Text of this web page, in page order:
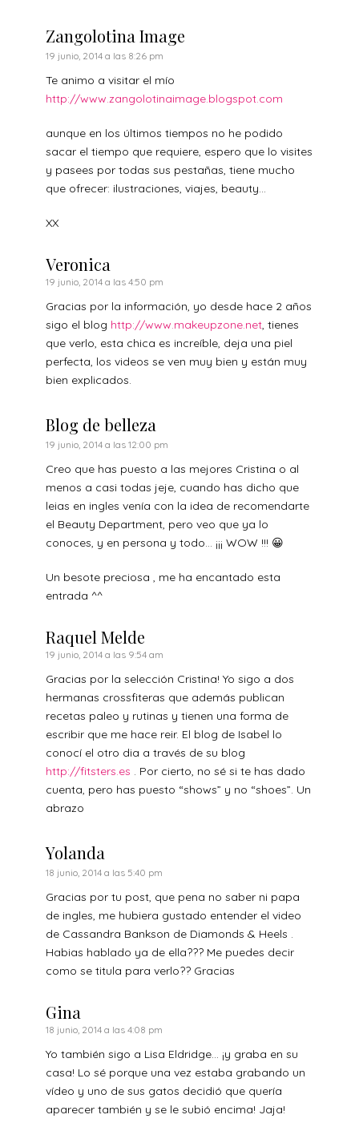
Zangolotina Image
19 junio, 2014 a las 8:26 pm
Te animo a visitar el mío
http://www.zangolotinaimage.blogspot.com
aunque en los últimos tiempos no he podido
sacar el tiempo que requiere, espero que lo visites
y pasees por todas sus pestañas, tiene mucho
que ofrecer: ilustraciones, viajes, beauty…
XX
Veronica
19 junio, 2014 a las 4:50 pm
Gracias por la información, yo desde hace 2 años
sigo el blog http://www.makeupzone.net, tienes
que verlo, esta chica es increíble, deja una piel
perfecta, los videos se ven muy bien y están muy
bien explicados.
Blog de belleza
19 junio, 2014 a las 12:00 pm
Creo que has puesto a las mejores Cristina o al
menos a casi todas jeje, cuando has dicho que
leias en ingles venía con la idea de recomendarte
el Beauty Department, pero veo que ya lo
conoces, y en persona y todo… ¡¡¡ WOW !!! 😀
Un besote preciosa , me ha encantado esta
entrada ^^
Raquel Melde
19 junio, 2014 a las 9:54 am
Gracias por la selección Cristina! Yo sigo a dos
hermanas crossfiteras que además publican
recetas paleo y rutinas y tienen una forma de
escribir que me hace reir. El blog de Isabel lo
conocí el otro dia a través de su blog
http://fitsters.es . Por cierto, no sé si te has dado
cuenta, pero has puesto “shows” y no “shoes”. Un
abrazo
Yolanda
18 junio, 2014 a las 5:40 pm
Gracias por tu post, que pena no saber ni papa
de ingles, me hubiera gustado entender el video
de Cassandra Bankson de Diamonds & Heels .
Habias hablado ya de ella??? Me puedes decir
como se titula para verlo?? Gracias
Gina
18 junio, 2014 a las 4:08 pm
Yo también sigo a Lisa Eldridge… ¡y graba en su
casa! Lo sé porque una vez estaba grabando un
vídeo y uno de sus gatos decidió que quería
aparecer también y se le subió encima! Jaja!